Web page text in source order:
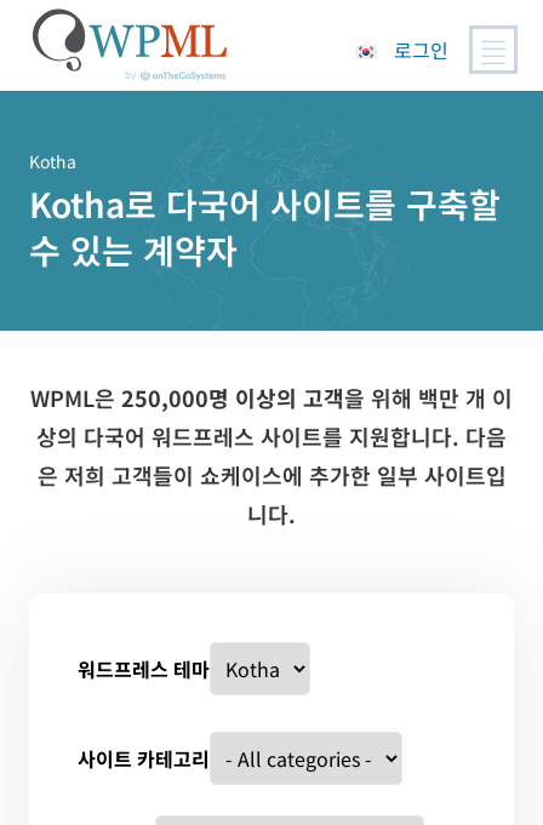
로그인
Kotha
Kotha로 다국어 사이트를 구축할
수 있는 계약자
WPML은 250,000명 이상의 고객을 위해 백만 개 이
상의 다국어 워드프레스 사이트를 지원합니다. 다음
은 저희 고객들이 쇼케이스에 추가한 일부 사이트입
니다.
워드프레스 테마
사이트 카테고리